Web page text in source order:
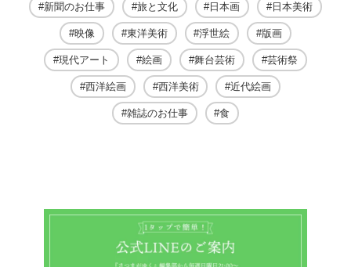
新聞のお仕事 旅と文化 日本画 日本美術
映像 東洋美術 浮世絵 版画
現代アート 絵画 舞台芸術 芸術祭
西洋絵画 西洋美術 近代絵画
雑誌のお仕事 食